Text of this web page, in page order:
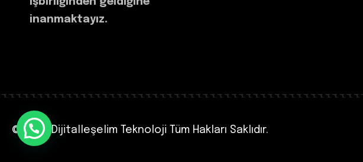
inanmaktayız.
© 2024 Dijitalleşelim Teknoloji Tüm Hakları Saklıdır.